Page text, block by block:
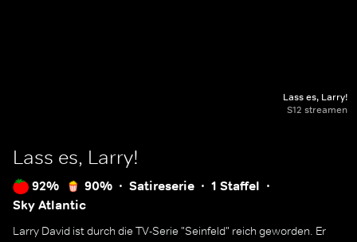
Lass es, Larry!
S12 streamen
Lass es, Larry!
92% 90% Satireserie
1 Staffel
Sky Atlantic
Larry David ist durch die TV-Serie "Seinfeld" reich geworden. Er